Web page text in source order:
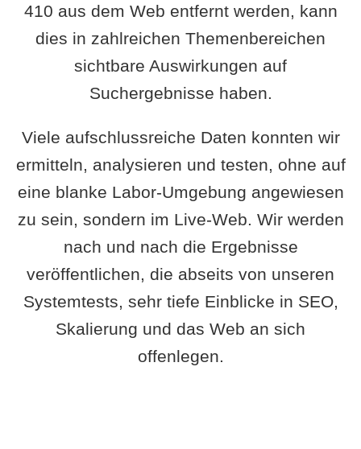
410 aus dem Web entfernt werden, kann
dies in zahlreichen Themenbereichen
sichtbare Auswirkungen auf
Suchergebnisse haben.
Viele aufschlussreiche Daten konnten wir
ermitteln, analysieren und testen, ohne auf
eine blanke Labor-Umgebung angewiesen
zu sein, sondern im Live-Web. Wir werden
nach und nach die Ergebnisse
veröffentlichen, die abseits von unseren
Systemtests, sehr tiefe Einblicke in SEO,
Skalierung und das Web an sich
offenlegen.